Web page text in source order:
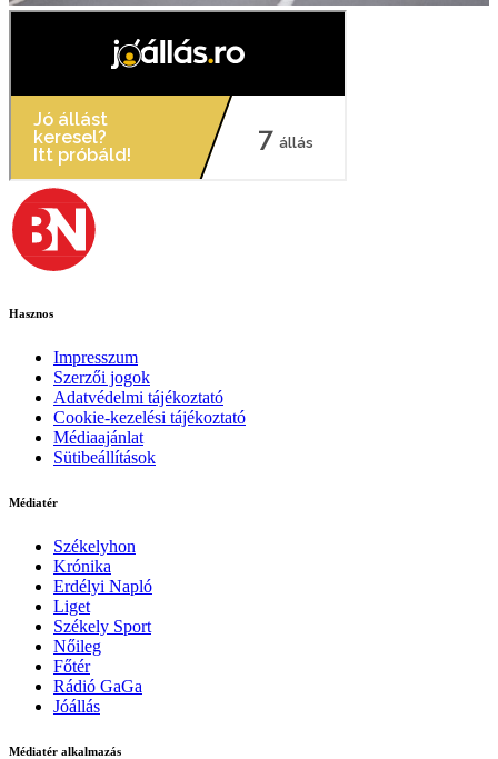
Hasznos
Impresszum
Szerzői jogok
Adatvédelmi tájékoztató
Cookie-kezelési tájékoztató
Médiaajánlat
Sütibeállítások
Médiatér
Székelyhon
Krónika
Erdélyi Napló
Liget
Székely Sport
Nőileg
Főtér
Rádió GaGa
Jóállás
Médiatér alkalmazás